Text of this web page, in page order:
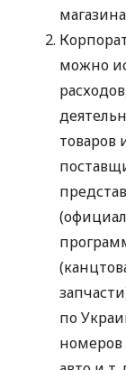
можно
товаров
по
номеров